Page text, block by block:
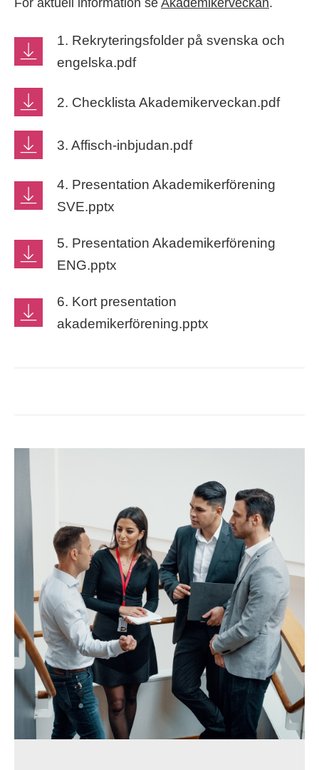
1. Rekryteringsfolder på svenska och
engelska.pdf
2. Checklista Akademikerveckan.pdf
3. Affisch-inbjudan.pdf
4. Presentation Akademikerförening
SVE.pptx
5. Presentation Akademikerförening
ENG.pptx
6. Kort presentation
akademikerförening.pptx